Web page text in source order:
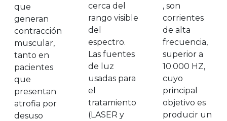
que
generan
contracción
muscular,
tanto en
pacientes
que
presentan
atrofia por
desuso
cerca del
rango visible
del
espectro.
Las fuentes
de luz
usadas para
el
tratamiento
(LASER y
, son
corrientes
de alta
frecuencia,
superior a
10.000 HZ,
cuyo
principal
objetivo es
producir un